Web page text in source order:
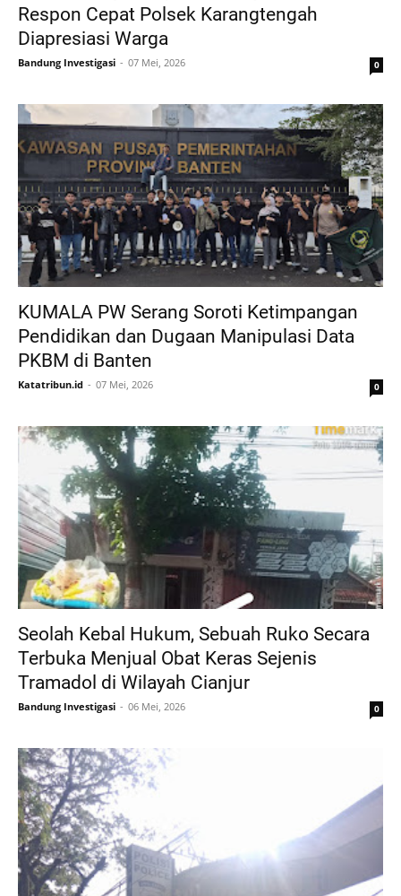
Respon Cepat Polsek Karangtengah
Diapresiasi Warga
Bandung Investigasi 07 Mei, 2026 0
KUMALA PW Serang Soroti Ketimpangan
Pendidikan dan Dugaan Manipulasi Data
PKBM di Banten
Katatribun.id 07 Mei, 2026 0
Seolah Kebal Hukum, Sebuah Ruko Secara
Terbuka Menjual Obat Keras Sejenis
Tramadol di Wilayah Cianjur
Bandung Investigasi 06 Mei, 2026 0